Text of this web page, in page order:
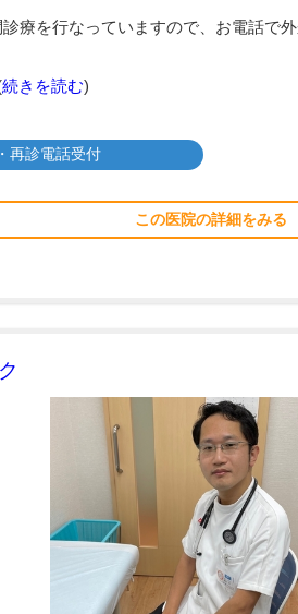
療を行なっていますので、お電話で
続きを読む)
再診電話受付
この医院の詳細をみる